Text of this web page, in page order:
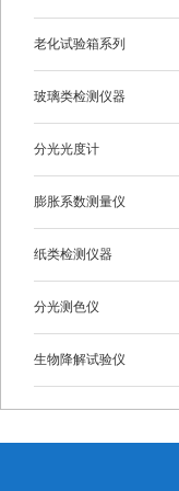
老化试验箱系列
玻璃类检测仪器
分光光度计
膨胀系数测量仪
纸类检测仪器
分光测色仪
生物降解试验仪